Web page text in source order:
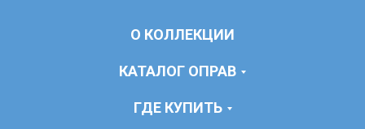
О КОЛЛЕКЦИИ
КАТАЛОГ ОПРАВ
ГДЕ КУПИТЬ